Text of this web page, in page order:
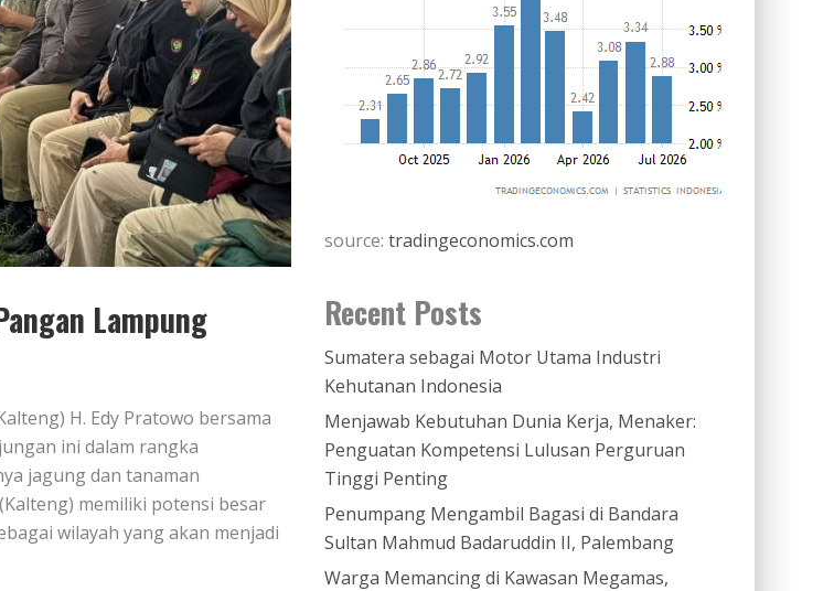
Lampung
H. Edy Pratowo bersama
ini dalam rangka
jagung dan tanaman
memiliki potensi besar
wilayah yang akan menjadi
source: tradingeconomics.com
Recent Posts
Sumatera sebagai Motor Utama Industri
Kehutanan Indonesia
Menjawab Kebutuhan Dunia Kerja, Menaker:
Penguatan Kompetensi Lulusan Perguruan
Tinggi Penting
Penumpang Mengambil Bagasi di Bandara
Sultan Mahmud Badaruddin II, Palembang
Warga Memancing di Kawasan Megamas,